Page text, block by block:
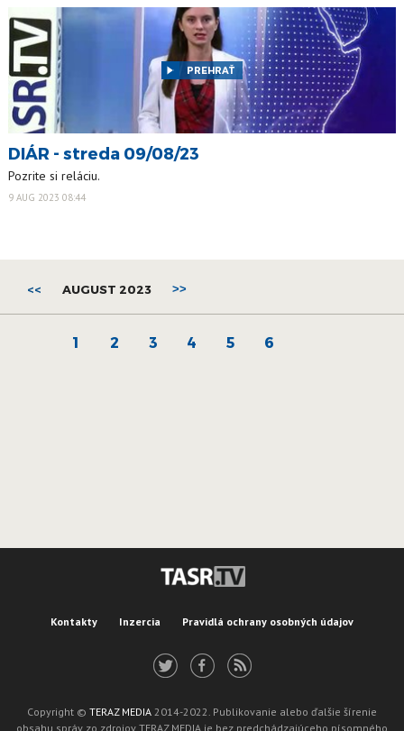
PREHRAŤ
DIÁR - streda 09/08/23
Pozrite si reláciu.
9 AUG 2023 08:44
<< AUGUST 2023 >>
1 2 3 4 5 6
Kontakty Inzercia Pravidlá ochrany osobných údajov
Copyright © TERAZ MEDIA 2014-2022. Publikovanie alebo ďalšie šírenie
obsahu správ zo zdrojov TERAZ MEDIA je bez predchádzajúceho písomného